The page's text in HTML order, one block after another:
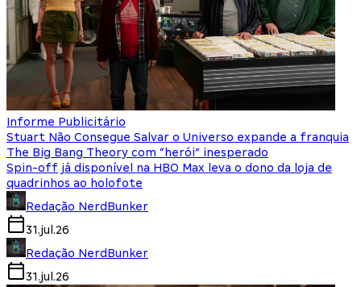
Informe Publicitário
Stuart Não Consegue Salvar o Universo expande a franquia
The Big Bang Theory com “herói” inesperado
Spin-off já disponível na HBO Max leva o dono da loja de
quadrinhos ao holofote
Redação NerdBunker
31.jul.26
Redação NerdBunker
31.jul.26